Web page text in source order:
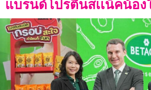
แบรนด์โปรตีนสเเน็คน้อง